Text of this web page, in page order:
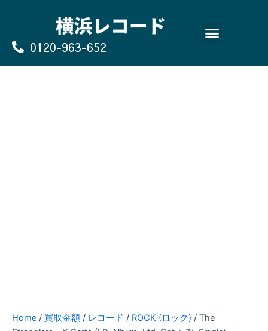
0120-963-652
Home / 買取金額 / レコード / ROCK (ロック) / The